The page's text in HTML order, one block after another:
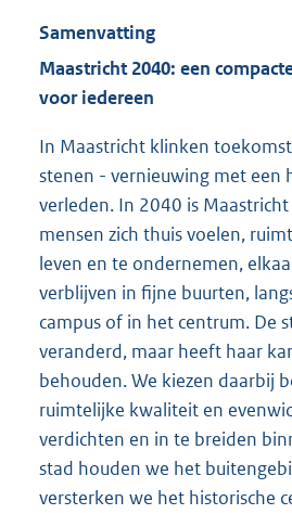
Samenvatting
Maastricht 2040: een
voor iedereen
In Maastricht klinken
stenen - vernieuwing met een
verleden. In 2040 is
mensen zich thuis voelen,
leven en te ondernemen,
verblijven in fijne buurten,
campus of in het centrum. De
veranderd, maar heeft haar
behouden. We kiezen daarbij
ruimtelijke kwaliteit en
verdichten en in te breiden
stad houden we het
versterken we het historische